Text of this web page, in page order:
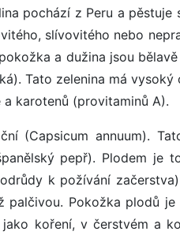
pochází z Peru a pěstuje
slívovitého nebo
a dužina jsou
Tato zelenina má vysoký
a karotenů (provitaminů A).
(Capsicum annuum).
pepř). Plodem je
k požívání
palčivou. Pokožka plodů
koření, v čerstvém a